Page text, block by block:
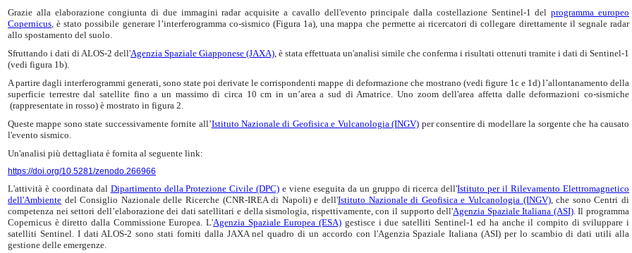
Grazie alla elaborazione congiunta di due immagini radar acquisite a cavallo dell'evento principale dalla costellazione Sentinel-1 delprogramma europeo
Copernicus , è stato possibile generare l’interferogramma co-sismico (Figura 1a), una mappa che permette ai ricercatori di collegare direttamente il segnale radar
allo spostamento del suolo.
Sfruttando i dati di ALOS-2 dell'Agenzia Spaziale Giapponese (JAXA) , è stata effettuata un'analisi simile che conferma i risultati ottenuti tramite i dati di Sentinel-1
(vedi figura 1b).
A partire dagli interferogrammi generati, sono state poi derivate le corrispondenti mappe di deformazione che mostrano (vedi figure 1c e 1d) l’allontanamento della
superficie terrestre dal satellite fino a un massimo di circa 10 cm in un’area a sud di Amatrice. Uno zoom dell'area affetta dalle deformazioni co-sismiche
(rappresentate in rosso) è mostrato in figura 2.
Queste mappe sono state successivamente fornite all’Istituto Nazionale di Geofisica e Vulcanologia (INGV) per consentire di modellare la sorgente che ha causato
l'evento sismico.
Un'analisi più dettagliata è fornita al seguente link:
https://doi.org/10.5281/zenodo.266966
L'attività è coordinata dal Dipartimento della Protezione Civile (DPC) e viene eseguita da un gruppo di ricerca dell'Istituto per il Rilevamento Elettromagnetico
dell'Ambiente del Consiglio Nazionale delle Ricerche (CNR-IREA di Napoli) e dell'Istituto Nazionale di Geofisica e Vulcanologia (INGV), che sono Centri di
competenza nei settori dell’elaborazione dei dati satellitari e della sismologia, rispettivamente, con il supporto dell'Agenzia Spaziale Italiana (ASI). Il programma
Copernicus è diretto dalla Commissione Europea. L'Agenzia Spaziale Europea (ESA) gestisce i due satelliti Sentinel-1 ed ha anche il compito di sviluppare i
satelliti Sentinel. I dati ALOS-2 sono stati forniti dalla JAXA nel quadro di un accordo con l'Agenzia Spaziale Italiana (ASI) per lo scambio di dati utili alla
gestione delle emergenze.